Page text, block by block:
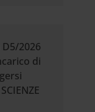
2026
di